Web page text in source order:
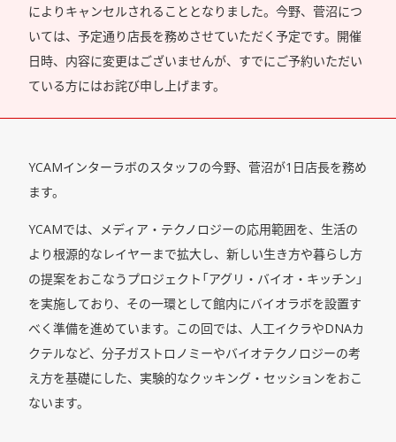
によりキャンセルされることとなりました。今野、菅沼につ
いては、予定通り店長を務めさせていただく予定です。開催
日時、内容に変更はございませんが、すでにご予約いただい
ている方にはお詫び申し上げます。
YCAMインターラボのスタッフの今野、菅沼が1日店長を務め
ます。
YCAMでは、メディア・テクノロジーの応用範囲を、生活の
より根源的なレイヤーまで拡大し、新しい生き方や暮らし方
の提案をおこなうプロジェクト「アグリ・バイオ・キッチン」
を実施しており、その一環として館内にバイオラボを設置す
べく準備を進めています。この回では、人工イクラやDNAカ
クテルなど、分子ガストロノミーやバイオテクノロジーの考
え方を基礎にした、実験的なクッキング・セッションをおこ
ないます。